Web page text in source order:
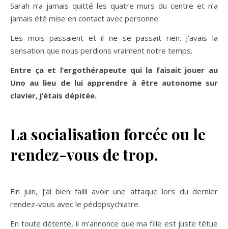
Sarah n’a jamais quitté les quatre murs du centre et n’a
jamais été mise en contact avec personne.
Les mois passaient et il ne se passait rien. J’avais la
sensation que nous perdions vraiment notre temps.
Entre ça et l’ergothérapeute qui la faisait jouer au
Uno au lieu de lui apprendre à être autonome sur
clavier, j’étais dépitée.
La socialisation forcée ou le
rendez-vous de trop.
Fin juin, j’ai bien failli avoir une attaque lors du dernier
rendez-vous avec le pédopsychiatre.
En toute détente, il m’annonce que ma fille est juste têtue